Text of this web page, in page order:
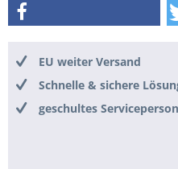
EU weiter Versand
Schnelle & sichere
geschultes